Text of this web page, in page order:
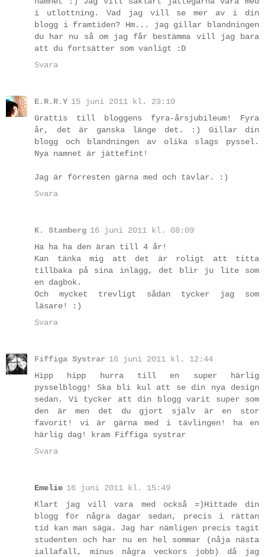
i utlottning. Vad jag vill se mer av i din
blogg i framtiden? Hm... jag gillar blandningen
du har nu så om jag får bestämma vill jag bara
att du fortsätter som vanligt :D
Svara
E.R.R.Y 15 juni 2011 kl. 23:10
Grattis till bloggens fyra-årsjubileum! Fyra
år, det är ganska länge det. :) Gillar din
blogg och blandningen av olika slags pyssel.
Nya namnet är jättefint!
Jag är förresten gärna med och tävlar. :)
Svara
K. Stamberg 16 juni 2011 kl. 08:09
Ha ha ha den äran till 4 år!
Kan tänka mig att det är roligt att titta
tillbaka på sina inlägg, det blir ju lite som
en dagbok.
Och mycket trevligt sådan tycker jag som
läsare! :)
Svara
Fiffiga Systrar 16 juni 2011 kl. 12:44
Hipp hipp hurra till en super härlig
pysselblogg! Ska bli kul att se din nya design
sedan. Vi tycker att din blogg varit super som
den är men det du gjort själv är en stor
favorit! vi är gärna med i tävlingen! ha en
härlig dag! kram Fiffiga systrar
Svara
Emelie 16 juni 2011 kl. 15:49
Klart jag vill vara med också =)Hittade din
blogg för några dagar sedan, precis i rättan
tid kan man säga. Jag har nämligen precis tagit
studenten och har nu en hel sommar (nåja nästa
iallafall, minus några veckors jobb) då jag